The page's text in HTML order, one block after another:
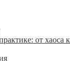
от хаоса